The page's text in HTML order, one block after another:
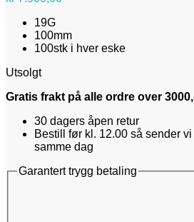
19G
100mm
100stk i hver eske
Utsolgt
Gratis frakt på alle ordre over
30 dagers åpen retur
Bestill før kl. 12.00 så sender
samme dag
Garantert trygg betaling